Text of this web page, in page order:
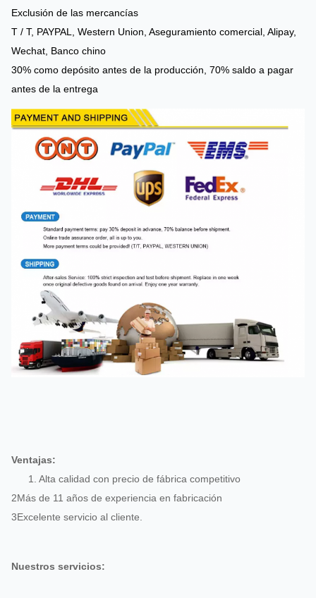
Exclusión de las mercancías
T / T, PAYPAL, Western Union, Aseguramiento comercial, Alipay,
Wechat, Banco chino
30% como depósito antes de la producción, 70% saldo a pagar
antes de la entrega
Ventajas:
1. Alta calidad con precio de fábrica competitivo
2Más de 11 años de experiencia en fabricación
3Excelente servicio al cliente.
Nuestros servicios: